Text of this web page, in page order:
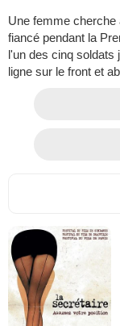
Une femme cherche
fiancé pendant la
l'un des cinq soldats
ligne sur le front et